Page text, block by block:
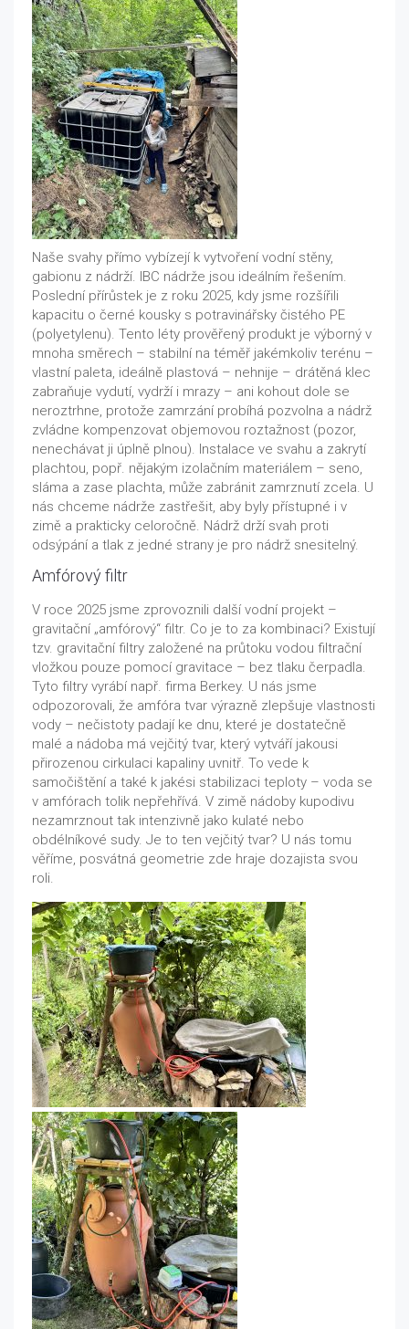
Naše svahy přímo vybízejí k vytvoření vodní stěny,
gabionu z nádrží. IBC nádrže jsou ideálním řešením.
Poslední přírůstek je z roku 2025, kdy jsme rozšířili
kapacitu o černé kousky s potravinářsky čistého PE
(polyetylenu). Tento léty prověřený produkt je výborný v
mnoha směrech – stabilní na téměř jakémkoliv terénu –
vlastní paleta, ideálně plastová – nehnije – drátěná klec
zabraňuje vydutí, vydrží i mrazy – ani kohout dole se
neroztrhne, protože zamrzání probíhá pozvolna a nádrž
zvládne kompenzovat objemovou roztažnost (pozor,
nenechávat ji úplně plnou). Instalace ve svahu a zakrytí
plachtou, popř. nějakým izolačním materiálem – seno,
sláma a zase plachta, může zabránit zamrznutí zcela. U
nás chceme nádrže zastřešit, aby byly přístupné i v
zimě a prakticky celoročně. Nádrž drží svah proti
odsýpání a tlak z jedné strany je pro nádrž snesitelný.
Amfórový filtr
V roce 2025 jsme zprovoznili další vodní projekt –
gravitační „amfórový“ filtr. Co je to za kombinaci? Existují
tzv. gravitační filtry založené na průtoku vodou filtrační
vložkou pouze pomocí gravitace – bez tlaku čerpadla.
Tyto filtry vyrábí např. firma Berkey. U nás jsme
odpozorovali, že amfóra tvar výrazně zlepšuje vlastnosti
vody – nečistoty padají ke dnu, které je dostatečně
malé a nádoba má vejčitý tvar, který vytváří jakousi
přirozenou cirkulaci kapaliny uvnitř. To vede k
samočištění a také k jakési stabilizaci teploty – voda se
v amfórach tolik nepřehřívá. V zimě nádoby kupodivu
nezamrznout tak intenzivně jako kulaté nebo
obdélníkové sudy. Je to ten vejčitý tvar? U nás tomu
věříme, posvátná geometrie zde hraje dozajista svou
roli.